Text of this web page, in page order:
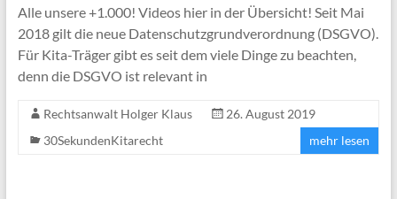
Alle unsere +1.000! Videos hier in der Übersicht! Seit Mai
2018 gilt die neue Datenschutzgrundverordnung (DSGVO).
Für Kita-Träger gibt es seit dem viele Dinge zu beachten,
denn die DSGVO ist relevant in
Rechtsanwalt Holger Klaus
26. August 2019
30SekundenKitarecht
mehr lesen